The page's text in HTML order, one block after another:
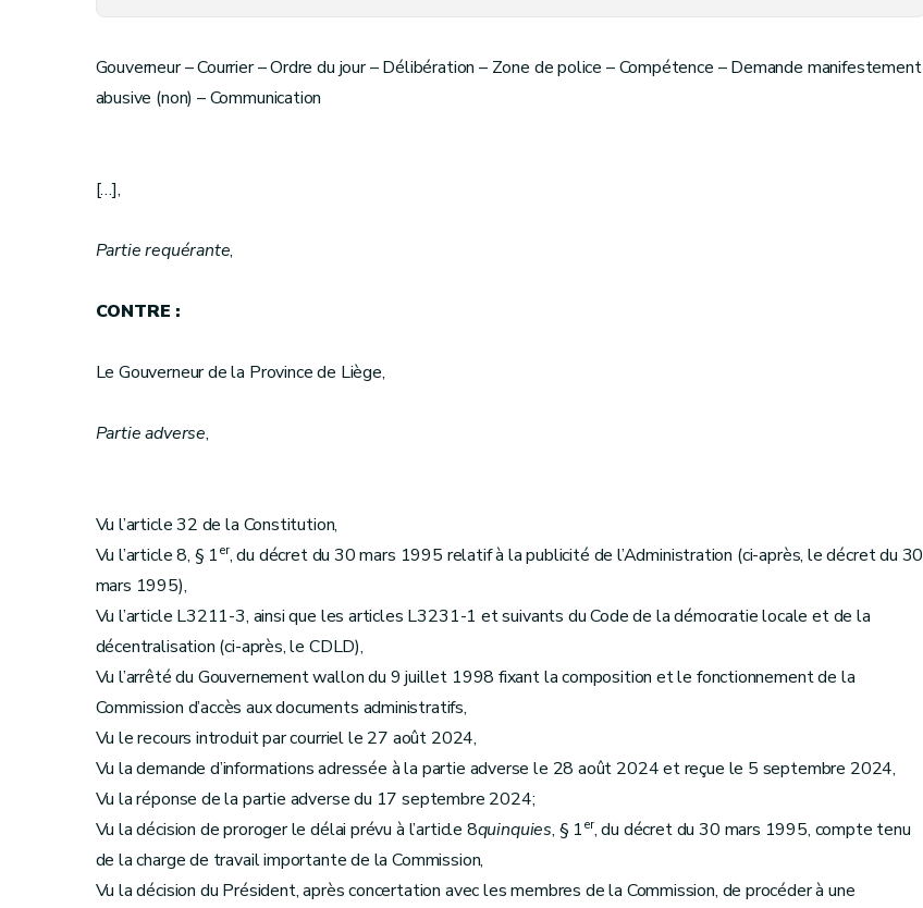
Gouverneur – Courrier – Ordre du jour – Délibération – Zone de police – Compétence – Demande manifestement
abusive (non) – Communication
[…],
Partie requérante,
CONTRE :
Le Gouverneur de la Province de Liège,
Partie adverse,
Vu l’article 32 de la Constitution,
Vu l’article 8, § 1er, du décret du 30 mars 1995 relatif à la publicité de l’Administration (ci-après, le décret du 30
mars 1995),
Vu l’article L3211-3, ainsi que les articles L3231-1 et suivants du Code de la démocratie locale et de la
décentralisation (ci-après, le CDLD),
Vu l’arrêté du Gouvernement wallon du 9 juillet 1998 fixant la composition et le fonctionnement de la
Commission d’accès aux documents administratifs,
Vu le recours introduit par courriel le 27 août 2024,
Vu la demande d’informations adressée à la partie adverse le 28 août 2024 et reçue le 5 septembre 2024,
Vu la réponse de la partie adverse du 17 septembre 2024;
Vu la décision de proroger le délai prévu à l’article 8quinquies, § 1er, du décret du 30 mars 1995, compte tenu
de la charge de travail importante de la Commission,
Vu la décision du Président, après concertation avec les membres de la Commission, de procéder à une